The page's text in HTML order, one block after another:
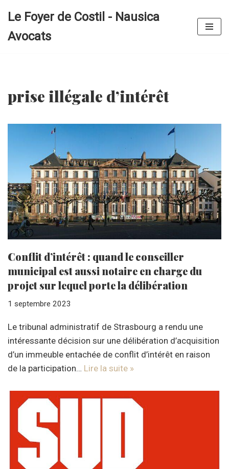
au
Le Foyer de Costil - Nausica
Avocats
prise illégale d’intérêt
Conflit d’intérêt : quand le conseiller
municipal est aussi notaire en charge du
projet sur lequel porte la délibération
1 septembre 2023
Le tribunal administratif de Strasbourg a rendu une
intéressante décision sur une délibération d’acquisition
d’un immeuble entachée de conflit d’intérêt en raison
de la participation… Lire la suite »